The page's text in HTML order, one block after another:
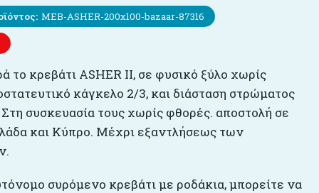
MEB-ASHER-200x100-bazaar-87316
το κρεβάτι ASHER II, σε φυσικό ξύλο χωρίς
κάγκελο 2/3, και διάσταση στρώματος
συσκευασία τους χωρίς φθορές. αποστολή σε
και Κύπρο. Μέχρι εξαντλήσεως των
συρόμενο κρεβάτι με ροδάκια, μπορείτε να